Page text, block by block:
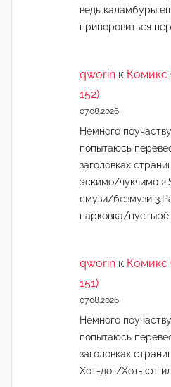
ведь каламбуры
приноровиться
qworin к Комикс
152)
07.08.2026
Немного
попытаюсь
заголовках
эскимо/чукчимо
смузи/безмузи
парковка/
qworin к Комикс
151)
07.08.2026
Немного
попытаюсь
заголовках
Хот-дог/Хот-кэт